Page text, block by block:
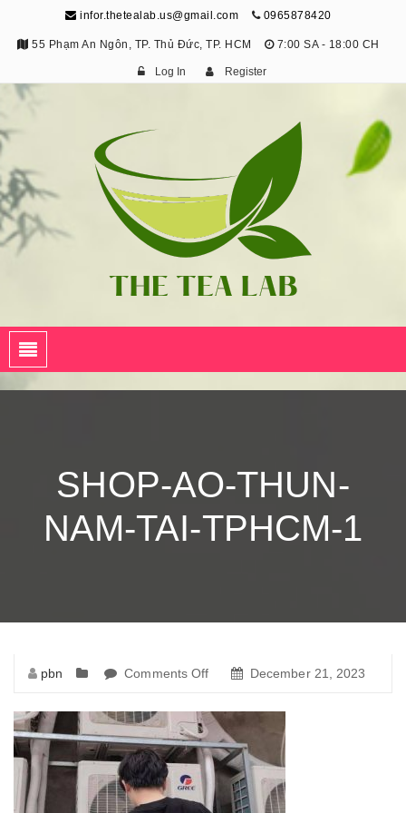
infor.thetealab.us@gmail.com 0965878420
55 Phạm An Ngôn, TP. Thủ Đức, TP. HCM 7:00 SA - 18:00 CH
Log In Register
SHOP-AO-THUN-
NAM-TAI-TPHCM-1
pbn Comments Off
ao-
thun-
nam-
tai-
tphcm-
December 21, 2023